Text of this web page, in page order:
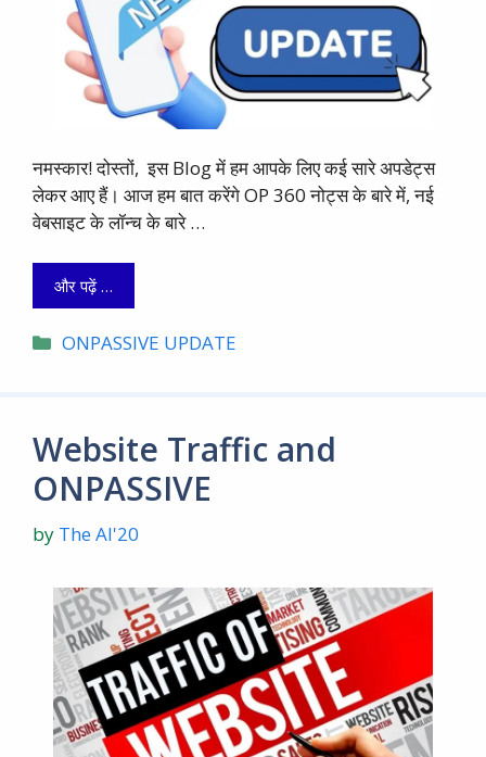
नमस्कार! दोस्तों, इस Blog में हम आपके लिए कई सारे अपडेट्स
लेकर आए हैं। आज हम बात करेंगे OP 360 नोट्स के बारे में, नई
वेबसाइट के लॉन्च के बारे …
और पढ़ें …
Categories
ONPASSIVE UPDATE
Website Traffic and
ONPASSIVE
by The AI'20